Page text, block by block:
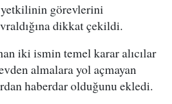
görevlerini
dikkat çekildi.
iki ismin temel karar alıcılar
almalara yol açmayan
haberdar olduğunu ekledi.